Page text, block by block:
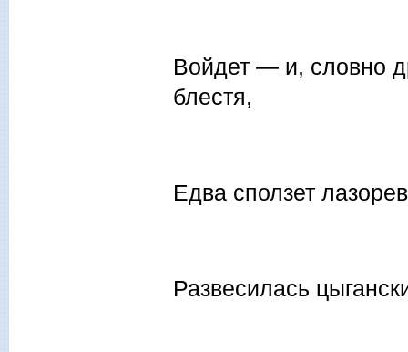
Войдет — и, словно
блестя,
Едва сползет
Развесилась